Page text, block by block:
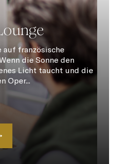
auf französische
die Sonne den
Licht taucht und die
Oper...